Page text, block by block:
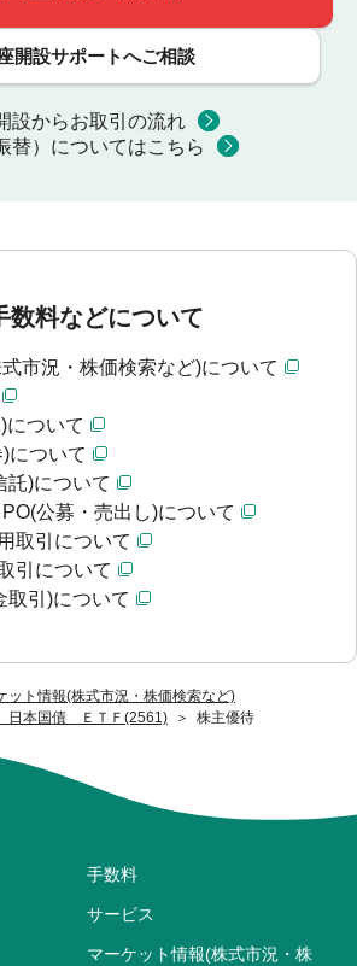
ット情報(株式市況・株価検索など)
日本国債 ＥＴＦ(2561)
株主優待
開設サポートへご相談
設からお取引の流れ
替）についてはこちら
数料などについて
市況・株価検索など)について
について
について
託)について
公募・売出し)について
取引について
引について
取引)について
手数料
サービス
マーケット情報(株式市況・株